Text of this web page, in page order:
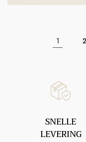
1 2
SNELLE
LEVERING